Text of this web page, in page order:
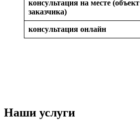
консультация на месте (объект
заказчика)
консультация онлайн
Наши услуги